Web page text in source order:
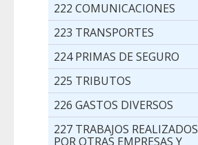
222 COMUNICACIONES
223 TRANSPORTES
224 PRIMAS DE SEGURO
225 TRIBUTOS
226 GASTOS DIVERSOS
227 TRABAJOS REALIZADOS
POR OTRAS EMPRESAS Y